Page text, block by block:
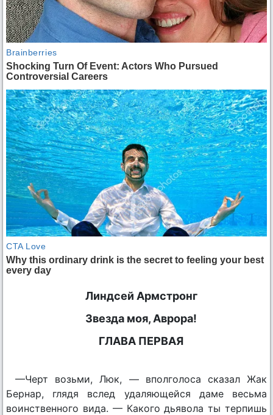
Линдсей Армстронг
Звезда моя, Аврора!
ГЛАВА ПЕРВАЯ
—Черт возьми, Люк, — вполголоса сказал Жак
Бернар, глядя вслед удаляющейся даме весьма
воинственного вида. — Какого дьявола ты терпишь